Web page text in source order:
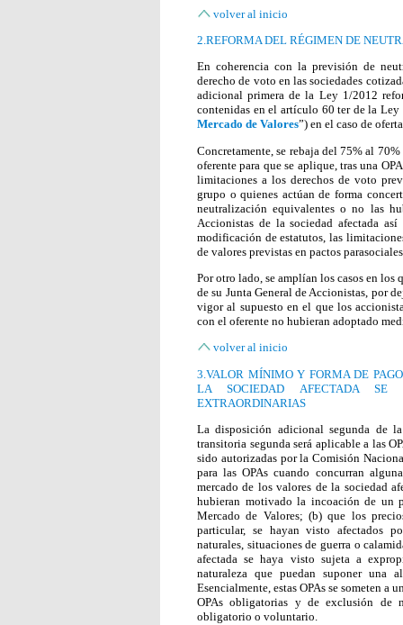
volver al inicio
2.REFORMA DEL RÉGIMEN DE
En coherencia con la previsión de
derecho de voto en las sociedades
adicional primera de la Ley 1/2012
contenidas en el artículo 60 ter de la
Mercado de Valores”) en el caso de
Concretamente, se rebaja del 75% al
oferente para que se aplique, tras una
limitaciones a los derechos de voto
grupo o quienes actúan de forma
neutralización equivalentes o no las
Accionistas de la sociedad afectada
modificación de estatutos, las
de valores previstas en pactos
Por otro lado, se amplían los casos en los
de su Junta General de Accionistas, por
vigor al supuesto en el que los
con el oferente no hubieran adoptado
volver al inicio
3.VALOR MÍNIMO Y FORMA DE
LA SOCIEDAD AFECTADA SE
EXTRAORDINARIAS
La disposición adicional segunda de
transitoria segunda será aplicable a las
sido autorizadas por la Comisión
para las OPAs cuando concurran
mercado de los valores de la sociedad
hubieran motivado la incoación de un
Mercado de Valores; (b) que los
particular, se hayan visto afectados
naturales, situaciones de guerra o
afectada se haya visto sujeta a
naturaleza que puedan suponer una
Esencialmente, estas OPAs se someten a
OPAs obligatorias y de exclusión de
obligatorio o voluntario.